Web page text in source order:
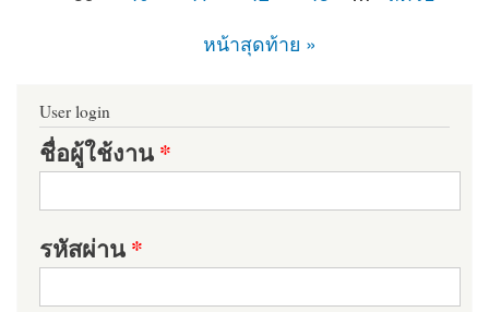
หน้าสุดท้าย »
User login
ชื่อผู้ใช้งาน*
รหัสผ่าน*